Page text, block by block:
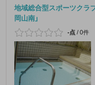
地域総合型スポーツクラ
岡山南」
-点 /0件